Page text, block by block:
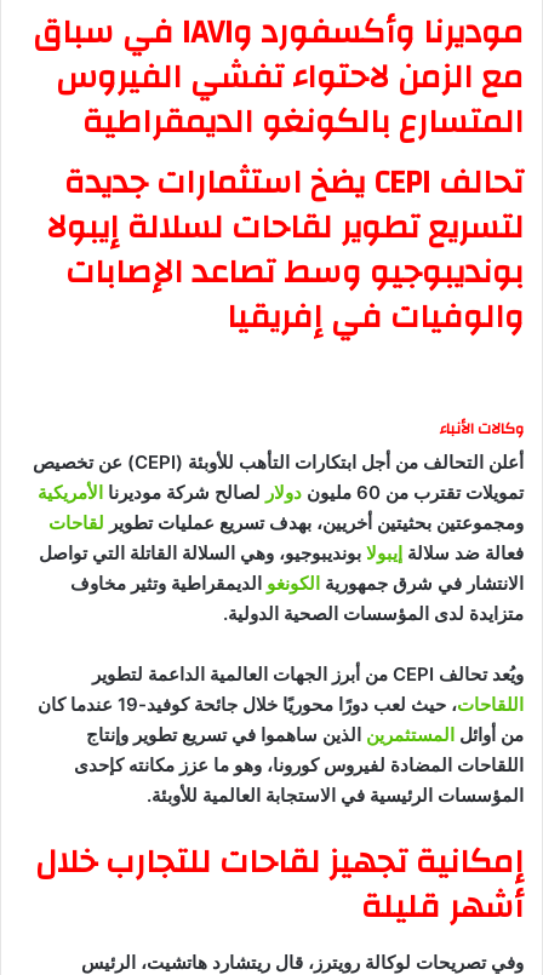
موديرنا وأكسفورد وIAVI في سباق
مع الزمن لاحتواء تفشي الفيروس
المتسارع بالكونغو الديمقراطية
تحالف CEPI يضخ استثمارات جديدة
لتسريع تطوير لقاحات لسلالة إيبولا
بونديبوجيو وسط تصاعد الإصابات
والوفيات في إفريقيا
وكالات الأنباء
أعلن التحالف من أجل ابتكارات التأهب للأوبئة (CEPI) عن تخصيص
تمويلات تقترب من 60 مليون
دولار لصالح شركة موديرنا الأمريكية
ومجموعتين بحثيتين أخريين، بهدف تسريع عمليات تطوير لقاحات
فعالة ضد سلالة إيبولا بونديبوجيو، وهي السلالة القاتلة التي تواصل
الانتشار في شرق جمهورية الكونغو الديمقراطية وتثير مخاوف
متزايدة لدى المؤسسات الصحية الدولية.
ويُعد تحالف CEPI من أبرز الجهات العالمية الداعمة لتطوير
اللقاحات
، حيث لعب دورًا محوريًا خلال جائحة كوفيد-19 عندما كان
من أوائل المستثمرين الذين ساهموا في تسريع تطوير وإنتاج
اللقاحات المضادة لفيروس كورونا، وهو ما عزز مكانته كإحدى
المؤسسات الرئيسية في الاستجابة العالمية للأوبئة.
إمكانية تجهيز لقاحات للتجارب خلال
أشهر قليلة
وفي تصريحات لوكالة رويترز، قال ريتشارد هاتشيت، الرئيس